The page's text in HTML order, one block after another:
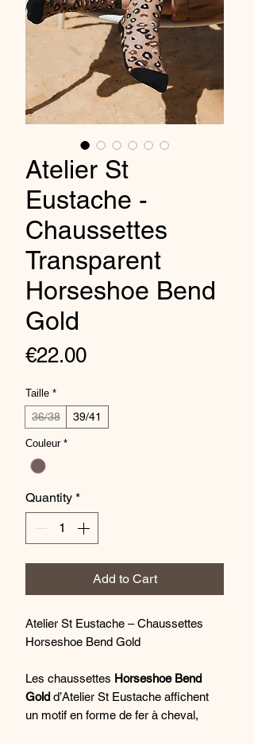
Atelier St
Eustache -
Chaussettes
Transparent
Horseshoe Bend
Gold
€22.00Price
Taille *
36/38 39/41
Couleur *
Quantity *
Add to Cart
Atelier St Eustache – Chaussettes
Horseshoe Bend Gold
Les chaussettes Horseshoe Bend
Gold d’Atelier St Eustache affichent
un motif en forme de fer à cheval,